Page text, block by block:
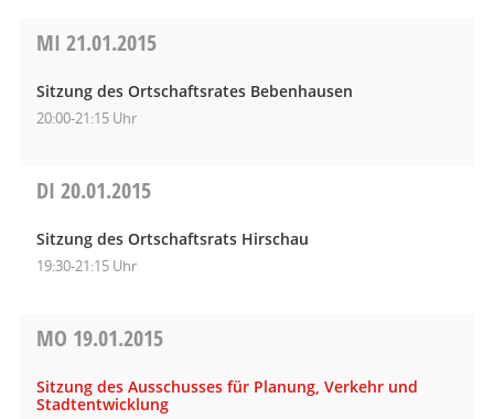
MI 21.01.2015
Sitzung des Ortschaftsrates Bebenhausen
20:00-21:15 Uhr
DI 20.01.2015
Sitzung des Ortschaftsrats Hirschau
19:30-21:15 Uhr
MO 19.01.2015
Sitzung des Ausschusses für Planung, Verkehr und
Stadtentwicklung